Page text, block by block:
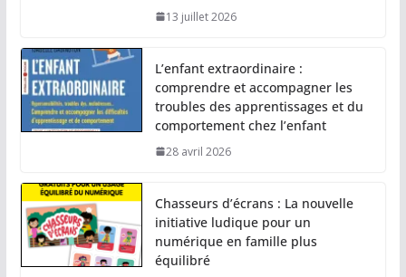
13 juillet 2026
L’enfant extraordinaire :
comprendre et accompagner les
troubles des apprentissages et du
comportement chez l’enfant
28 avril 2026
Chasseurs d’écrans : La nouvelle
initiative ludique pour un
numérique en famille plus
équilibré